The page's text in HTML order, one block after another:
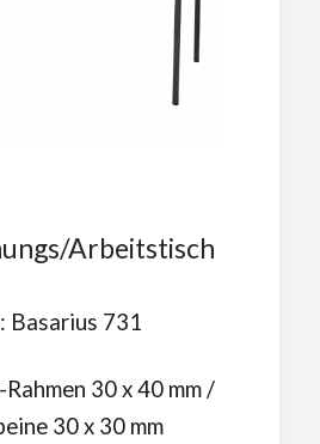
Arbeitstisch
Basarius 731
30 x 40 mm /
30 x 30 mm